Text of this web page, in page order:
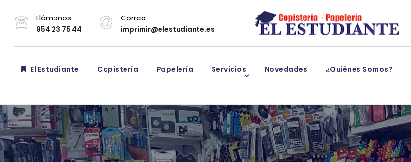
Llámanos
954 23 75 44
Correo
imprimir@elestudiante.es
El Estudiante Copistería Papelería Servicios Novedades ¿Quiénes Somos?